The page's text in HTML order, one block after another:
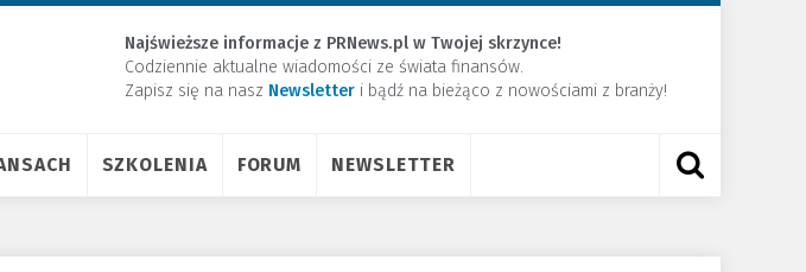
Najświeższe informacje z PRNews.pl w Twojej skrzynce!
Codziennie aktualne wiadomości ze świata finansów.
Zapisz się na nasz Newsletter ​i bądź na bieżąco z nowościami z branży!
SZKOLENIA FORUM NEWSLETTER